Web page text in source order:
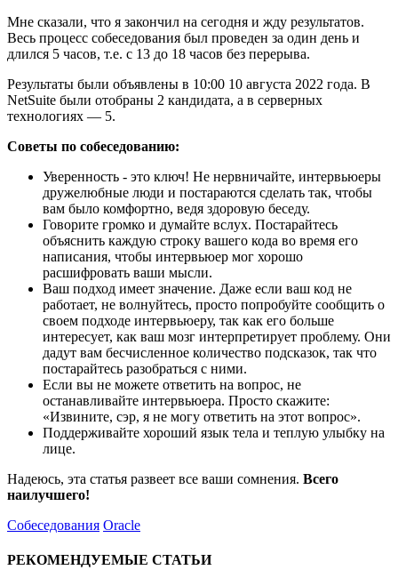
Мне сказали, что я закончил на сегодня и жду результатов.
Весь процесс собеседования был проведен за один день и
длился 5 часов, т.е. с 13 до 18 часов без перерыва.
Результаты были объявлены в 10:00 10 августа 2022 года. В
NetSuite были отобраны 2 кандидата, а в серверных
технологиях — 5.
Советы по собеседованию:
Уверенность - это ключ! Не нервничайте, интервьюеры
дружелюбные люди и постараются сделать так, чтобы
вам было комфортно, ведя здоровую беседу.
Говорите громко и думайте вслух. Постарайтесь
объяснить каждую строку вашего кода во время его
написания, чтобы интервьюер мог хорошо
расшифровать ваши мысли.
Ваш подход имеет значение. Даже если ваш код не
работает, не волнуйтесь, просто попробуйте сообщить о
своем подходе интервьюеру, так как его больше
интересует, как ваш мозг интерпретирует проблему. Они
дадут вам бесчисленное количество подсказок, так что
постарайтесь разобраться с ними.
Если вы не можете ответить на вопрос, не
останавливайте интервьюера. Просто скажите:
«Извините, сэр, я не могу ответить на этот вопрос».
Поддерживайте хороший язык тела и теплую улыбку на
лице.
Надеюсь, эта статья развеет все ваши сомнения. Всего
наилучшего!
Собеседования Oracle
РЕКОМЕНДУЕМЫЕ СТАТЬИ